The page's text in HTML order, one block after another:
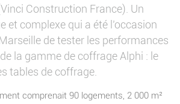
Construction France). Un
et complexe qui a été l’occasion
de tester les performances
la gamme de coffrage Alphi : le
tables de coffrage.
comprenait 90 logements, 2 000 m²